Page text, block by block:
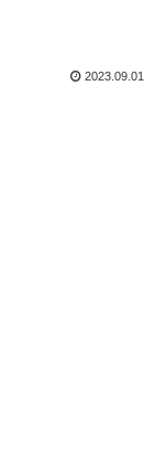
2023.09.01